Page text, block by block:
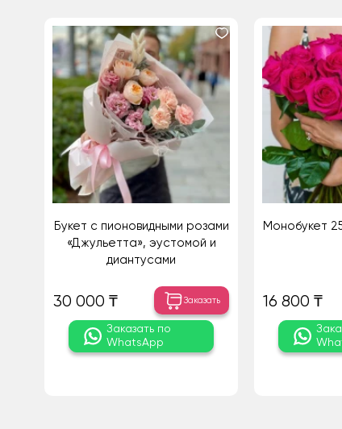
Букет с пионовидными розами
«Джульетта», эустомой и
диантусами
30 000 ₸ Заказать
Заказать по
WhatsApp
Монобукет
16 800 ₸